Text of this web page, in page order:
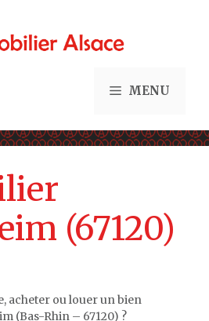
MENU
(67120)
acheter ou louer un bien
(Bas-Rhin – 67120) ?